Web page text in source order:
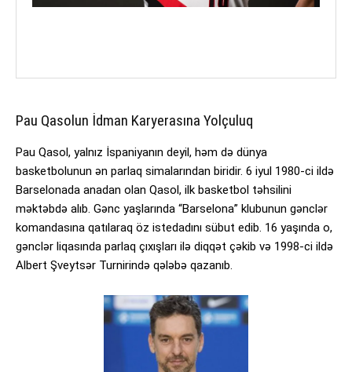
Pau Qasolun İdman Karyerasına Yolçuluq
Pau Qasol, yalnız İspaniyanın deyil, həm də dünya
basketbolunun ən parlaq simalarından biridir. 6 iyul 1980-ci ildə
Barselonada anadan olan Qasol, ilk basketbol təhsilini
məktəbdə alıb. Gənc yaşlarında “Barselona” klubunun gənclər
komandasına qatılaraq öz istedadını sübut edib. 16 yaşında o,
gənclər liqasında parlaq çıxışları ilə diqqət çəkib və 1998-ci ildə
Albert Şveytsər Turnirində qələbə qazanıb.